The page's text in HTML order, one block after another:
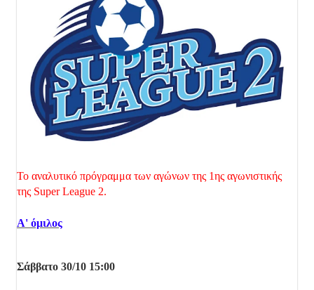
Το αναλυτικό πρόγραμμα των αγώνων της 1ης αγωνιστικής
της Super League 2.
Α' όμιλος
Σάββατο 30/10 15:00